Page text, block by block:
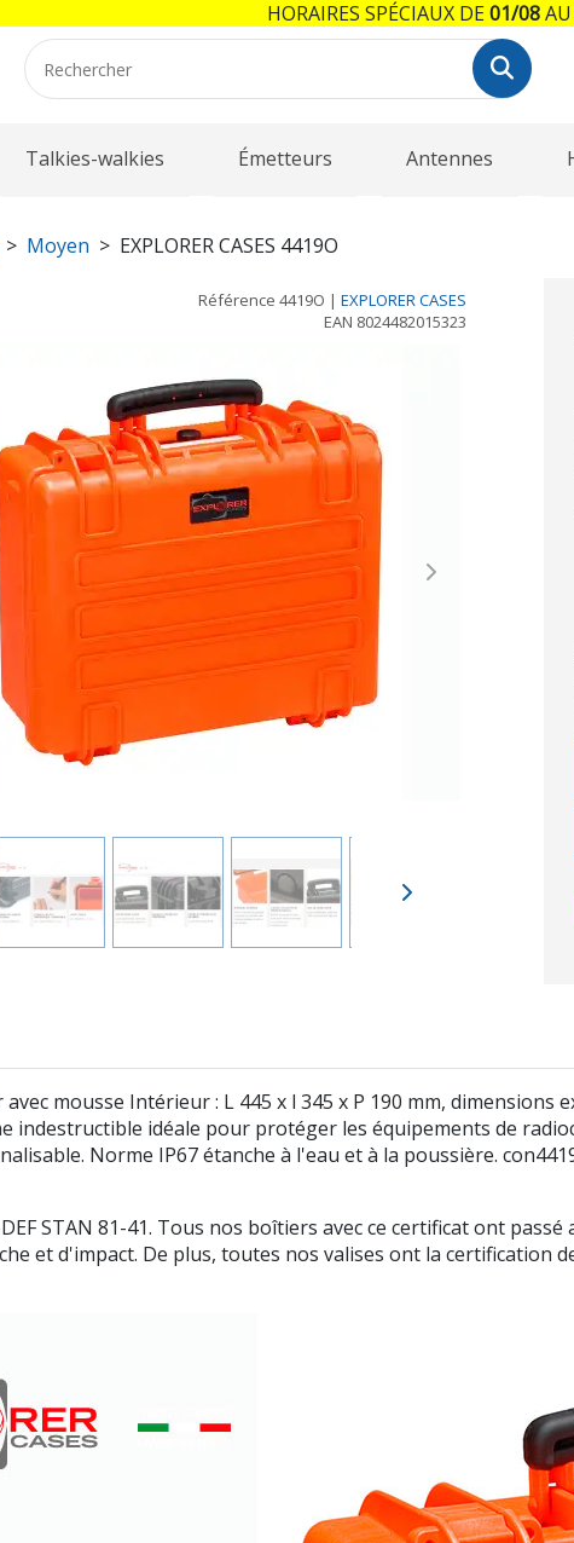
Talkies-walkies Émetteurs Antennes
Moyen EXPLORER CASES 4419O
Référence 4419O | EXPLORER CASES
EAN 8024482015323
Next
mousse Intérieur : L 445 x l 345 x P 190 mm,
indestructible idéale pour protéger les équipements de
Norme IP67 étanche à l'eau et à la poussière.
STAN 81-41. Tous nos boîtiers avec ce certificat ont
et d'impact. De plus, toutes nos valises ont la certification
HORAIRES SPÉCIAUX DE01/08AU